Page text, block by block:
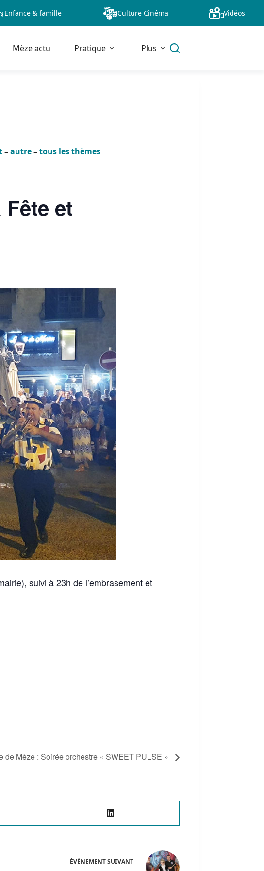
Enfance & famille Culture Cinéma Vidéos
Mèze actu Pratique Plus
–autre–tous les thèmes
Fête et
suivi à 23h de l’embrasement et
de Mèze : Soirée orchestre « SWEET PULSE »
ÉVÈNEMENTSUIVANT